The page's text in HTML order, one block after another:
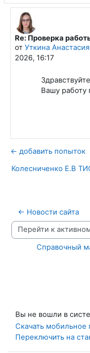
В ответ на
Re: Проверка
от Уткина
2026, 16:17
Вашу работу
← добавить попыток
Колесниченко Е.В
← Новости сайта
Перейти к
Справочный
Вы не вошли в
Скачать
Переключить на